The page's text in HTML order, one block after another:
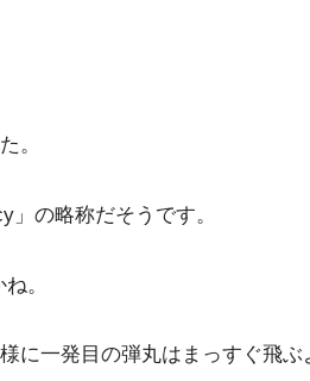
。
の略称だそうです。
。
に一発目の弾丸はまっすぐ飛ぶ